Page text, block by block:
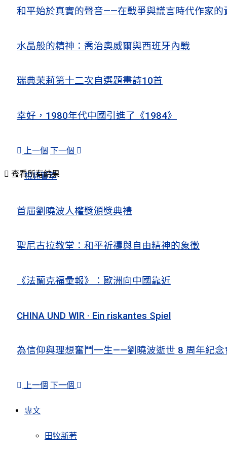
和平始於真實的聲音——在戰爭與謊言時代作家的
水晶般的精神：喬治奧威爾與西班牙內戰
瑞典茉莉第十二次自選題畫詩10首
幸好，1980年代中國引進了《1984》
上一個 下一個
視頻薈萃
首屆劉曉波人權獎頒獎典禮
聖尼古拉教堂：和平祈禱與自由精神的象徵
《法蘭克福彙報》：歐洲向中國靠近
CHINA UND WIR · Ein riskantes Spiel
為信仰與理想奮鬥一生——劉曉波逝世 8 周年紀念
上一個 下一個
專文
田牧新著
查看所有結果